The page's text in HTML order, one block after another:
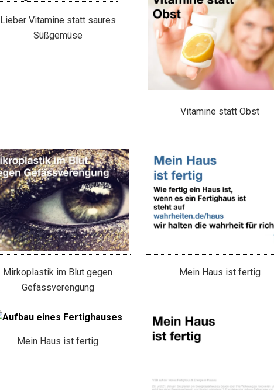
Lieber Vitamine statt saures
Süßgemüse
Vitamine statt Obst
Mirkoplastik im Blut gegen
Gefässverengung
Mein Haus ist fertig
Mein Haus ist fertig